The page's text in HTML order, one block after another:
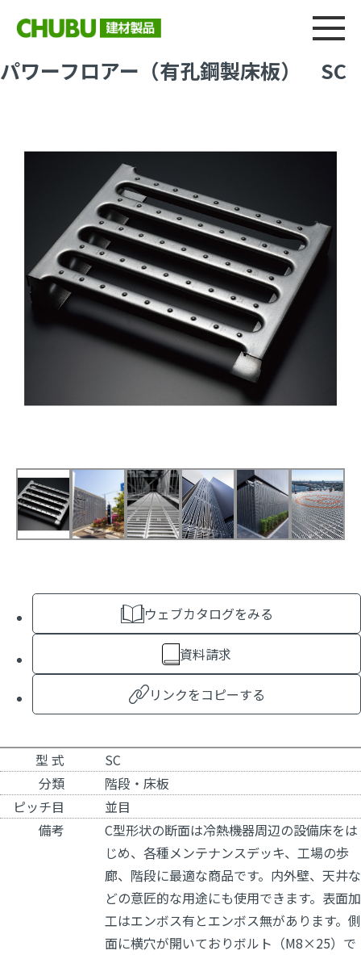
総合
パワーフロアー（有孔鋼製床板） SC
ウェブカタログをみる
資料請求
リンクをコピーする
型 式
SC
分類
階段・床板
ピッチ目
並目
備考
C型形状の断面は冷熱機器周辺の設備床をは
じめ、各種メンテナンスデッキ、工場の歩
廊、階段に最適な商品です。内外壁、天井な
どの意匠的な用途にも使用できます。表面加
工はエンボス有とエンボス無があります。側
面に横穴が開いておりボルト（M8×25）で